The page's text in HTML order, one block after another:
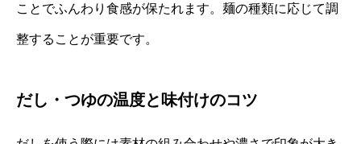
ことでふんわり食感が保たれます。麺の種類に応じて調
整することが重要です。
だし・つゆの温度と味付けのコツ